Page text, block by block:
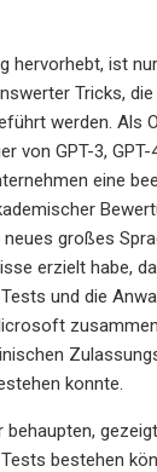
hervorhebt, ist
Tricks,
werden. Als
von GPT-3, GPT-
eine
großes
erzielt habe,
und die
konnte.
behaupten,
bestehen